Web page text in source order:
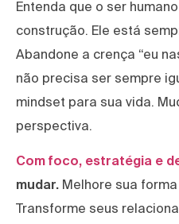
Entenda que o ser
construção. Ele está
Abandone a crença “eu
não precisa ser sempre
mindset para sua vida.
perspectiva.
Com foco, estratégia e
mudar. Melhore sua
Transforme seus